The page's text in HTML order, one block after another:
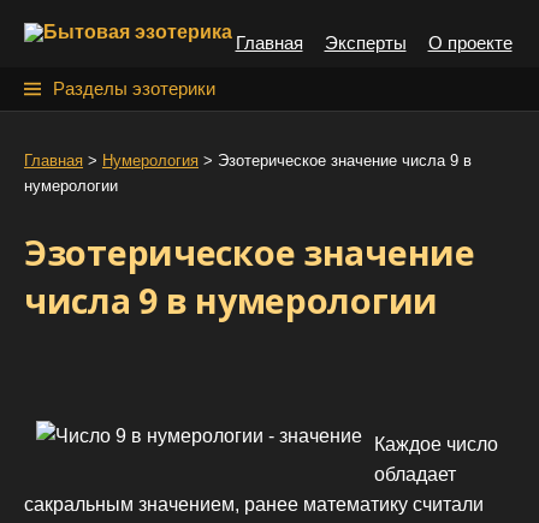
Главная Эксперты О проекте
Разделы эзотерики
Главная > Нумерология > Эзотерическое значение числа 9 в
нумерологии
Эзотерическое значение
числа 9 в нумерологии
Каждое число
обладает
сакральным значением, ранее математику считали